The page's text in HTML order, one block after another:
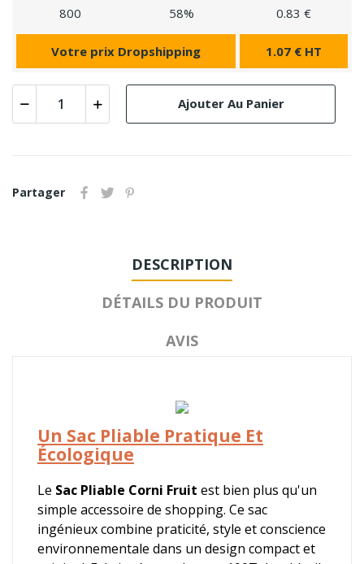
800 58% 0.83 €
Votre prix Dropshipping 1.07 € HT
Ajouter Au Panier
Partager
DESCRIPTION
DÉTAILS DU PRODUIT
AVIS
Un Sac Pliable Pratique Et
Écologique
Le Sac Pliable Corni Fruit est bien plus qu'un
simple accessoire de shopping. Ce sac
ingénieux combine praticité, style et conscience
environnementale dans un design compact et